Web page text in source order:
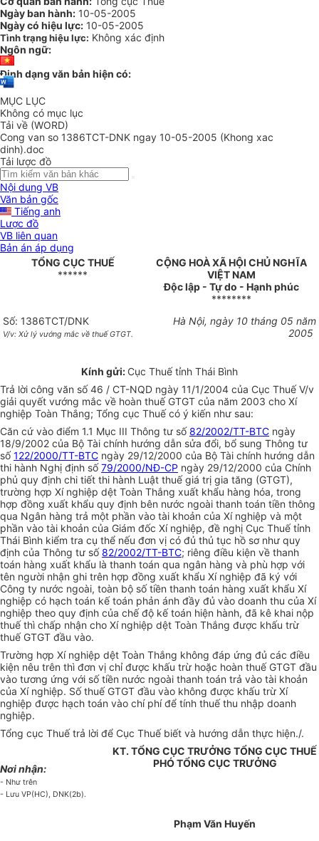
Ngày ban hành: 10-05-2005
Ngày có hiệu lực: 10-05-2005
Tình trạng hiệu lực: Không xác định
Ngôn ngữ:
Định dạng văn bản hiện có:
MỤC LỤC
Không có mục lục
Tải về (WORD)
Cong van so 1386TCT-DNK ngay 10-05-2005 (Khong xac
dinh).doc
Tải lược đồ
Nội dung VB
Văn bản gốc
Tiếng anh
Lược đồ
VB liên quan
Bản án áp dụng
TỔNG CỤC THUẾ
******
CỘNG HOÀ XÃ HỘI CHỦ NGHĨA
VIỆT NAM
Độc lập - Tự do - Hạnh phúc
********
Số: 1386TCT/DNK
V/v: Xử lý vướng mắc về thuế GTGT.
Hà Nội, ngày 10 tháng 05 năm
2005
Kính gửi: Cục Thuế tỉnh Thái Bình
Trả lời công văn số 46 / CT-NQD ngày 11/1/2004 của Cục Thuế V/v
giải quyết vướng mắc về hoàn thuế GTGT của năm 2003 cho Xí
nghiệp Toàn Thắng; Tổng cục Thuế có ý kiến như sau:
Căn cứ vào điểm 1.1 Mục III Thông tư số82/2002/TT-BTC ngày
18/9/2002 của Bộ Tài chính hướng dẫn sửa đổi, bổ sung Thông tư
số122/2000/TT-BTC ngày 29/12/2000 của Bộ Tài chính hướng dẫn
thi hành Nghị định số79/2000/NĐ-CP ngày 29/12/2000 của Chính
phủ quy định chi tiết thi hành Luật thuế giá trị gia tăng (GTGT),
trường hợp Xí nghiệp dệt Toàn Thắng xuất khẩu hàng hóa, trong
hợp đồng xuất khẩu quy định bên nước ngoài thanh toán tiền thông
qua Ngân hàng trả một phần vào tài khoản của Xí nghiệp và một
phần vào tài khoản của Giám đốc Xí nghiệp, đề nghị Cục Thuế tỉnh
Thái Bình kiểm tra cụ thể nếu đơn vị có đủ thủ tục hồ sơ như quy
định của Thông tư số82/2002/TT-BTC; riêng điều kiện về thanh
toán hàng xuất khẩu là thanh toán qua ngân hàng và phù hợp với
tên người nhận ghi trên hợp đồng xuất khẩu Xí nghiệp đã ký với
Công ty nước ngoài, toàn bộ số tiền thanh toán hàng xuất khẩu Xí
nghiệp có hạch toán kế toán phản ánh đầy đủ vào doanh thu của Xí
nghiệp theo quy định của chế độ kế toán hiện hành, đã kê khai nộp
thuế thì chấp nhận cho Xí nghiệp dệt Toàn Thắng được khấu trừ
thuế GTGT đầu vào.
Trường hợp Xí nghiệp dệt Toàn Thắng không đáp ứng đủ các điều
kiện nêu trên thì đơn vị chỉ được khấu trừ hoặc hoàn thuế GTGT đầu
vào tương ứng với số tiền nước ngoài thanh toán trả vào tài khoản
của Xí nghiệp. Số thuế GTGT đầu vào không được khấu trừ Xí
nghiệp được hạch toán vào chí phí để tính thuế thu nhập doanh
nghiệp.
Tổng cục Thuế trả lời để Cục Thuế biết và hướng dẫn thực hiện./.
Nơi nhận:
- Như trên
- Lưu VP(HC), DNK(2b).
KT. TỔNG CỤC TRƯỞNG TỔNG CỤC THUẾ
PHÓ TỔNG CỤC TRƯỞNG
Phạm Văn Huyến